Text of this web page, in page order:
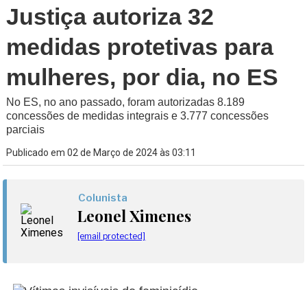
Justiça autoriza 32
medidas protetivas para
mulheres, por dia, no ES
No ES, no ano passado, foram autorizadas 8.189
concessões de medidas integrais e 3.777 concessões
parciais
Publicado em 02 de Março de 2024 às 03:11
Colunista
Leonel Ximenes
[email protected]